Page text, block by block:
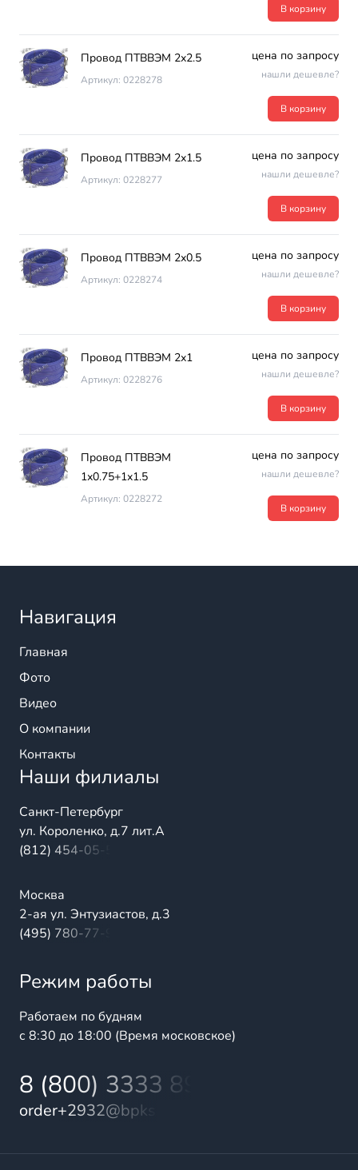
В корзину
Провод ПТВВЭМ 2х2.5
Артикул: 0228278
цена по запросу
нашли дешевле?
В корзину
Провод ПТВВЭМ 2х1.5
Артикул: 0228277
цена по запросу
нашли дешевле?
В корзину
Провод ПТВВЭМ 2х0.5
Артикул: 0228274
цена по запросу
нашли дешевле?
В корзину
Провод ПТВВЭМ 2х1
Артикул: 0228276
цена по запросу
нашли дешевле?
В корзину
Провод ПТВВЭМ
1х0.75+1х1.5
Артикул: 0228272
цена по запросу
нашли дешевле?
В корзину
Навигация
Главная
Фото
Видео
О компании
Контакты
Наши филиалы
Санкт-Петербург
ул. Короленко, д.7 лит.А
(812) 454-05-54
Москва
2-ая ул. Энтузиастов, д.3
(495) 780-77-98
Режим работы
Работаем по будням
с 8:30 до 18:00 (Время московское)
8 (800) 3333 899
order+2932@bpks.ru